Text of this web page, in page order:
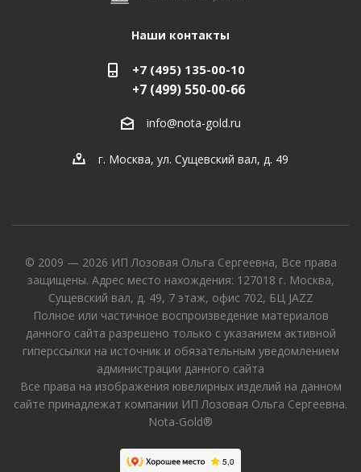
Наши контакты
+7 (495) 135-00-10
+7 (499) 550-00-66
info@nota-gold.ru
г. Москва, ул. Сущевский вал, д. 49
© 2009 — 2026 ИП Лозовая Ольга Сергеевна, Все права
защищены. Адрес место нахождения: 127018 г. Москва,
Сущевский вал, д. 49, 7 этаж, офис 702, БЦ JAZZ
Полное или частичное воспроизведение материалов
данного сайта разрешено только с указанием активной
гиперссылки на источник и обязательным уведомлением
администрации данного сайта
Все права на изображения ювелирных изделий на данном
сайте принадлежат компании ИП Лозовая Ольга Сергеевна.
Nota-Gold®